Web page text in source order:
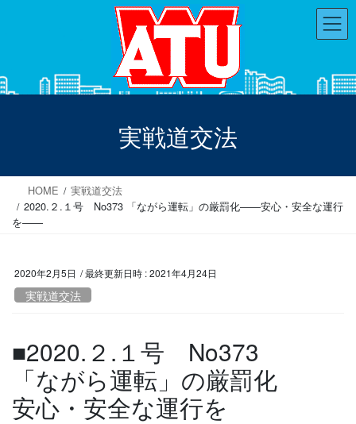
ツ
シ
実戦道交法
HOME
実戦道交法
2020.２.１号 No373 「ながら運転」の厳罰化――安心・安全な運行
を――
2020年2月5日 / 最終更新日時 :2021年4月24日
実戦道交法
■2020.２.１号 No373
「ながら運転」の厳罰化
安心・安全な運行を